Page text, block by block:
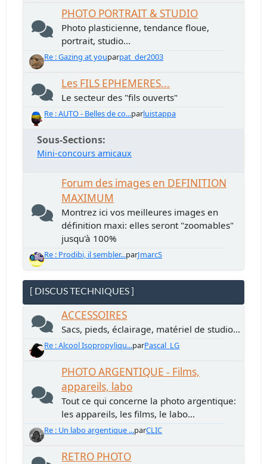
PHOTO PORTRAIT & STUDIO
Photo plasticienne, tendance floue,
portrait, studio...
Re : Gazing at youparpat_der2003
Les FILS EPHEMERES...
Le secteur des "fils ouverts"
Re : AUTO - Belles de co...parluistappa
Sous-Sections
Mini-concours amicaux
Forum des images en DEFINITION
MAXIMUM
Montrez ici vos meilleures images en
définition maxi: elles seront "zoomables"
jusqu'à 100%
Re : Prodibi, il sembler...parJmarcS
[ DISCUS TECHNIQUES ]
ACCESSOIRES
Sacs, pieds, éclairage, matériel de studio...
Re : Alcool Isopropyliqu...parPascal_LG
PHOTO ARGENTIQUE - Films,
appareils, labo
Tout ce qui concerne la photo argentique:
les appareils, les films, le labo...
Re : Un labo argentique ...parCLIC
RETRO PHOTO